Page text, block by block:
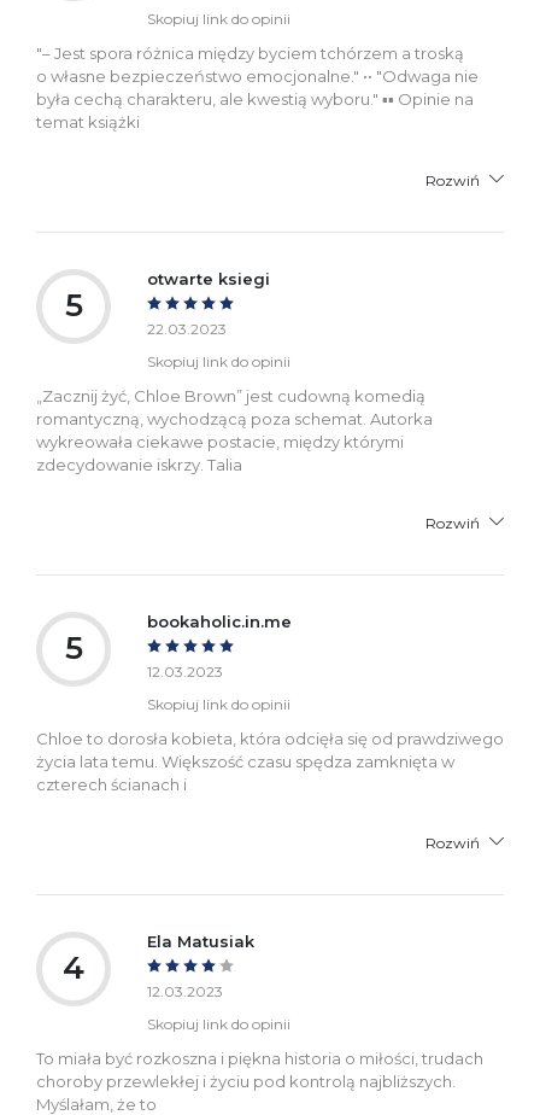
Skopiuj link do opinii
"– Jest spora róż­ni­ca mię­dzy by­ciem tchó­rzem a tro­ską
o włas­ne bez­pie­czeń­stwo emo­cjo­nal­ne." •• "Od­wa­ga nie
była cechą cha­rak­te­ru, ale kwe­stią wy­bo­ru." ▪︎▪︎ Opinie na
temat książki
Rozwiń
5
otwarte ksiegi
22.03.2023
Skopiuj link do opinii
„Zacznij żyć, Chloe Brown” jest cudowną komedią
romantyczną, wychodzącą poza schemat. Autorka
wykreowała ciekawe postacie, między którymi
zdecydowanie iskrzy. Talia
Rozwiń
5
bookaholic.in.me
12.03.2023
Skopiuj link do opinii
Chloe to dorosła kobieta, która odcięła się od prawdziwego
życia lata temu. Większość czasu spędza zamknięta w
czterech ścianach i
Rozwiń
4
Ela Matusiak
12.03.2023
Skopiuj link do opinii
To miała być rozkoszna i piękna historia o miłości, trudach
choroby przewlekłej i życiu pod kontrolą najbliższych.
Myślałam, że to